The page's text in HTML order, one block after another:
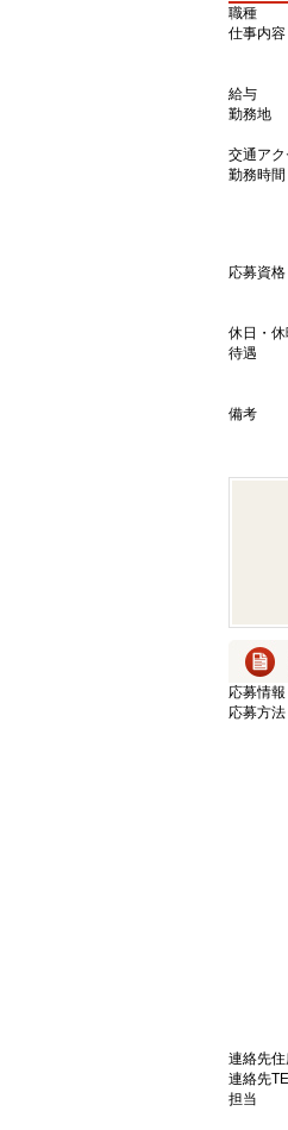
職種
仕事内容
給与
勤務地
交通アク
勤務時間
応募資
休日・休
待遇
備考
応募情報
応募方法
連絡先
連絡先
担当